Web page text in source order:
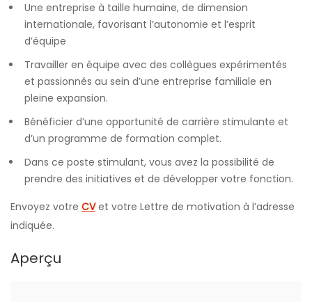
Une entreprise à taille humaine, de dimension
internationale, favorisant l’autonomie et l’esprit
d’équipe
Travailler en équipe avec des collègues expérimentés
et passionnés au sein d’une entreprise familiale en
pleine expansion.
Bénéficier d’une opportunité de carrière stimulante et
d’un programme de formation complet.
Dans ce poste stimulant, vous avez la possibilité de
prendre des initiatives et de développer votre fonction.
Envoyez votre CVet votre Lettre de motivation à l’adresse
indiquée.
Aperçu